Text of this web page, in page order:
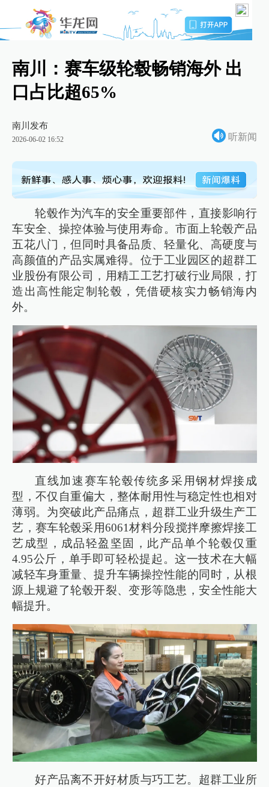
南川：赛车级轮毂畅销海外 出
口占比超65%
南川发布
2026-06-02 16:52 听新闻
轮毂作为汽车的安全重要部件，直接影响行
车安全、操控体验与使用寿命。市面上轮毂产品
五花八门，但同时具备品质、轻量化、高硬度与
高颜值的产品实属难得。位于工业园区的超群工
业股份有限公司，用精工工艺打破行业局限，打
造出高性能定制轮毂，凭借硬核实力畅销海内
外。
直线加速赛车轮毂传统多采用钢材焊接成
型，不仅自重偏大，整体耐用性与稳定性也相对
薄弱。为突破此产品痛点，超群工业升级生产工
艺，赛车轮毂采用6061材料分段搅拌摩擦焊接工
艺成型，成品轻盈坚固，此产品单个轮毂仅重
4.95公斤，单手即可轻松提起。这一技术在大幅
减轻车身重量、提升车辆操控性能的同时，从根
源上规避了轮毂开裂、变形等隐患，安全性能大
幅提升。
好产品离不开好材质与巧工艺。超群工业所